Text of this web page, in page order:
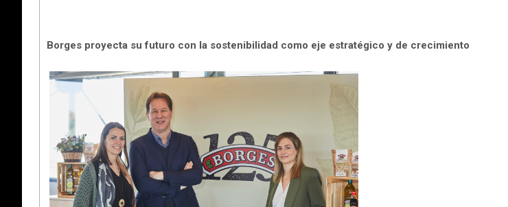
Borges proyecta su futuro con la sostenibilidad como eje estratégico y de crecimiento